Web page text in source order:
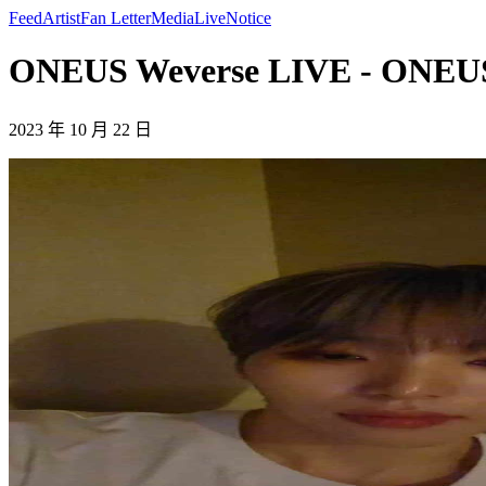
FeedArtistFan LetterMediaLiveNotice
ONEUS Weverse LIVE -
2023 年 10 月 22 日